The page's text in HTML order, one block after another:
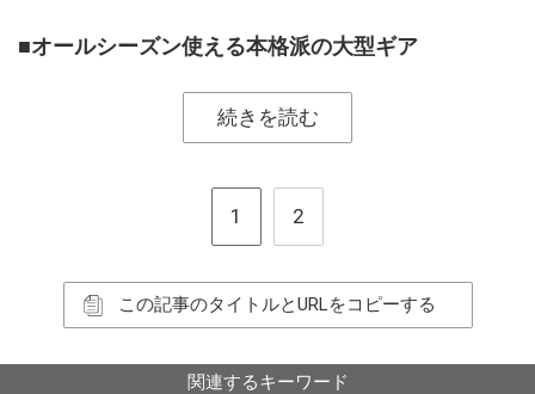
■オールシーズン使える本格派の大型ギア
続きを読む
1 2
この記事のタイトルとURLをコピーする
関連するキーワード